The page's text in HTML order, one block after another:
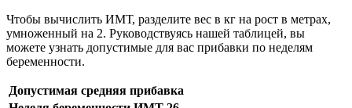
Чтобы вычислить ИМТ, разделите вес в кг на рост в метрах,
умноженный на 2. Руководствуясь нашей таблицей, вы
можете узнать допустимые для вас прибавки по неделям
беременности.
Допустимая средняя прибавка